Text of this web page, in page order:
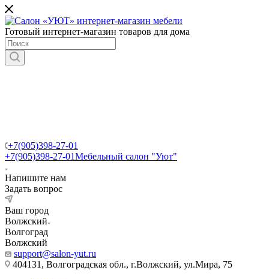
Готовый интернет-магазин товаров для дома
+7(905)398-27-01
+7(905)398-27-01Мебельный салон "Уют"
Напишите нам
Задать вопрос
Ваш город
Волжский
Волгоград
Волжский
support@salon-yut.ru
404131, Волгоградская обл., г.Волжский, ул.Мира, 75